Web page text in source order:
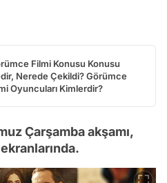
Filmi Konusu Konusu
Nerede Çekildi? Görümce
Oyuncuları Kimlerdir?
Çarşamba akşamı,